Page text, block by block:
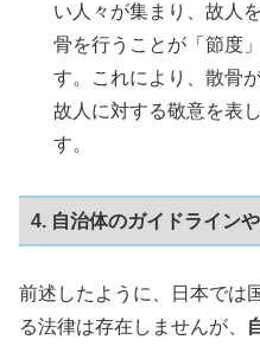
い人々が集まり、故人
骨を行うことが「節度
す。これにより、散骨
故人に対する敬意を表
す。
4. 自治体のガイドライン
前述したように、日本では
る法律は存在しませんが、